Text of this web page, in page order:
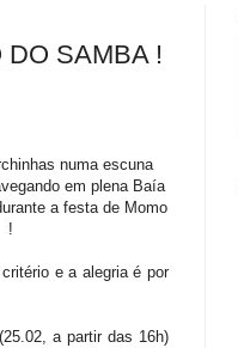
DO SAMBA !
numa escuna
em plena Baía
a festa de Momo
!
e a alegria é por
a partir das 16h)